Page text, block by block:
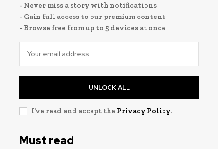
- Never miss a story with notifications
- Gain full access to our premium content
- Browse free from up to 5 devices at once
UNLOCK ALL
I've read and accept the Privacy Policy.
Must read